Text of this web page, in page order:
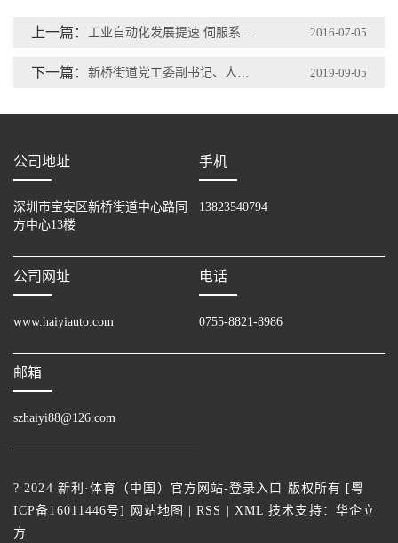
上一篇： 工业自动化发展提速 伺服系统进口替代将加快 2016-07-05
下一篇： 新桥街道党工委副书记、人大工委主任高伟光一行莅临我司视察 2019-09-05
公司地址
深圳市宝安区新桥街道中心路同
方中心13楼
手机
13823540794
公司网址
www.haiyiauto.com
电话
0755-8821-8986
邮箱
szhaiyi88@126.com
? 2024 新利·体育（中国）官方网站-登录入口 版权所有 [粤
ICP备16011446号] 网站地图 |RSS XML 技术支持： 华企立
方